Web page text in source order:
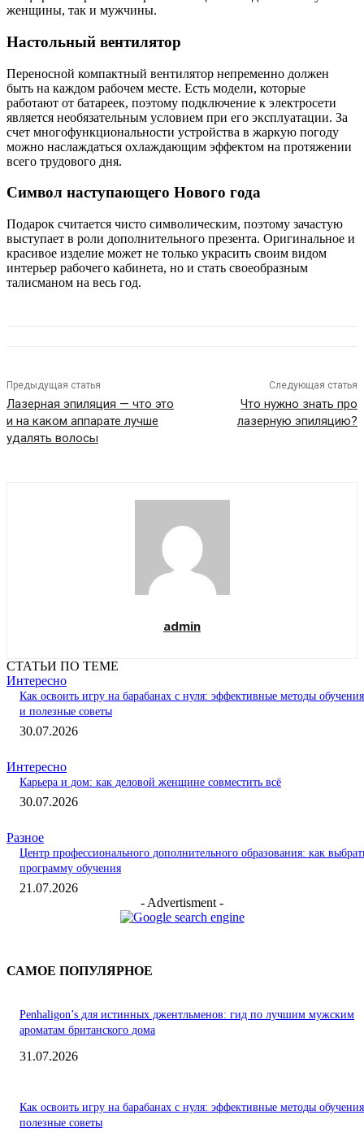
женщины, так и мужчины.
Настольный вентилятор
Переносной компактный вентилятор непременно должен
быть на каждом рабочем месте. Есть модели, которые
работают от батареек, поэтому подключение к электросети
является необязательным условием при его эксплуатации. За
счет многофункциональности устройства в жаркую погоду
можно наслаждаться охлаждающим эффектом на протяжении
всего трудового дня.
Символ наступающего Нового года
Подарок считается чисто символическим, поэтому зачастую
выступает в роли дополнительного презента. Оригинальное и
красивое изделие может не только украсить своим видом
интерьер рабочего кабинета, но и стать своеобразным
талисманом на весь год.
Предыдущая статья
Лазерная эпиляция — что это
и на каком аппарате лучше
удалять волосы
Следующая статья
Что нужно знать про
лазерную эпиляцию?
admin
СТАТЬИ ПО ТЕМЕ
Интересно
Как освоить игру на барабанах с нуля: эффективные методы обучения
и полезные советы
30.07.2026
Интересно
Карьера и дом: как деловой женщине совместить всё
30.07.2026
Разное
Центр профессионального дополнительного образования: как
программу обучения
21.07.2026
- Advertisment -
САМОЕ ПОПУЛЯРНОЕ
Penhaligon’s для истинных джентльменов: гид по лучшим мужским
ароматам британского дома
31.07.2026
Как освоить игру на барабанах с нуля: эффективные методы
полезные советы